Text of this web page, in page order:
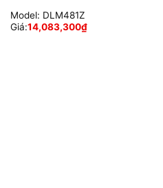
Model: DLM481Z
Giá:14,083,300₫